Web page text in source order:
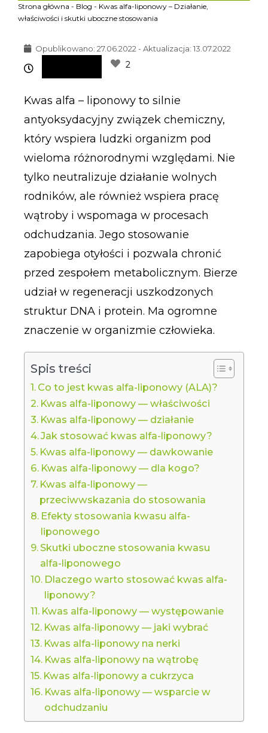
Strona główna - Blog - Kwas alfa-liponowy – Działanie,
właściwości i skutki uboczne stosowania
Opublikowano: 27.06.2022 - Aktualizacja: 13.07.2022
2
Kwas alfa – liponowy to silnie
antyoksydacyjny związek chemiczny,
który wspiera ludzki organizm pod
wieloma różnorodnymi względami. Nie
tylko neutralizuje działanie wolnych
rodników, ale również wspiera pracę
wątroby i wspomaga w procesach
odchudzania. Jego stosowanie
zapobiega otyłości i pozwala chronić
przed zespołem metabolicznym. Bierze
udział w regeneracji uszkodzonych
struktur DNA i protein. Ma ogromne
znaczenie w organizmie człowieka.
Spis treści
Co to jest kwas alfa-liponowy (ALA)?
Kwas alfa-liponowy — właściwości
Kwas alfa-liponowy — działanie
Jak stosować kwas alfa-liponowy?
Kwas alfa-liponowy — dawkowanie
Kwas alfa-liponowy — dla kogo?
Kwas alfa-liponowy —
przeciwwskazania do stosowania
Efekty stosowania kwasu alfa-
liponowego
Skutki uboczne stosowania kwasu
alfa-liponowego
Dlaczego warto stosować kwas alfa-
liponowy?
Kwas alfa-liponowy — występowanie
Kwas alfa-liponowy — jaki wybrać
Kwas alfa-liponowy na nerki
Kwas alfa-liponowy na wątrobę
Kwas alfa-liponowy a cukrzyca
Kwas alfa-liponowy — wsparcie w
odchudzaniu